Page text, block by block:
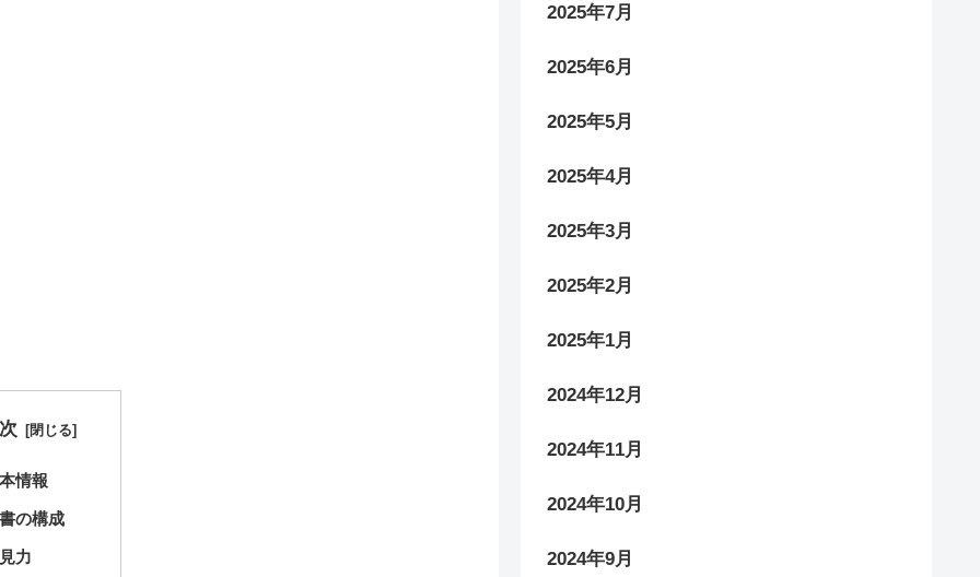
情報
の構成
力
2025年7月
2025年6月
2025年5月
2025年4月
2025年3月
2025年2月
2025年1月
2024年12月
2024年11月
2024年10月
2024年9月